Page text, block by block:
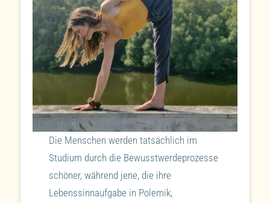
Die Menschen werden tatsächlich im
Studium durch die Bewusstwerdeprozesse
schöner, während jene, die ihre
Lebenssinnaufgabe in Polemik,